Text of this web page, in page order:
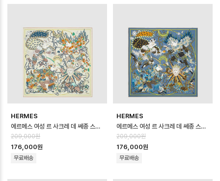
HERMES
에르메스 여성 르 사크레 데 쎄종 스카프 - Hermes Womens Le Sacre de…
209,000원
176,000원
무료배송
HERMES
에르메스 여성 르 사크레 데 쎄종 스카프 - Hermes Womens Le Sacre de…
209,000원
176,000원
무료배송